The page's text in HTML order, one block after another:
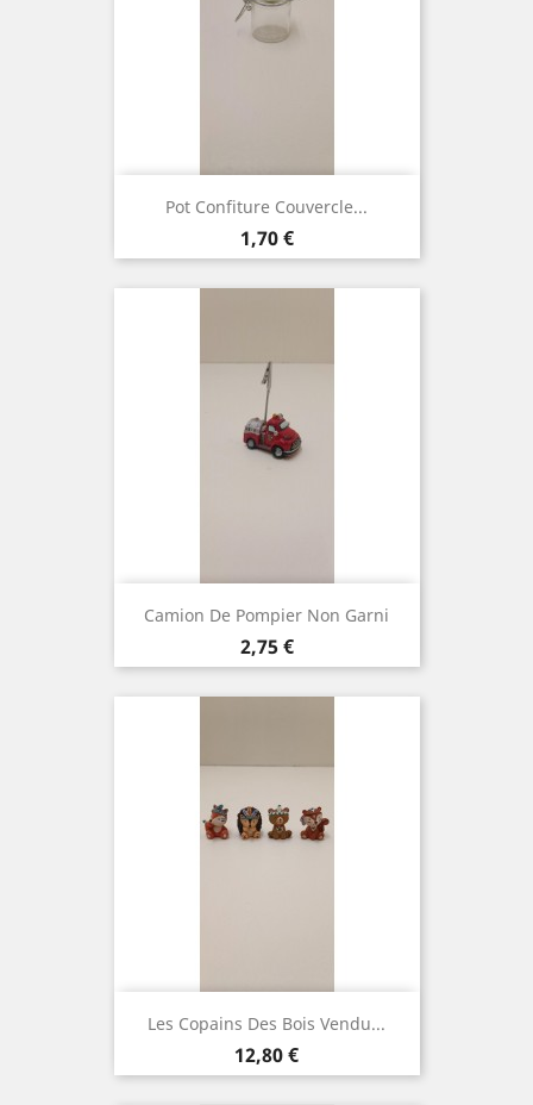
Pot Confiture Couvercle...
Prix
1,70 €
Camion De Pompier Non Garni
Prix
2,75 €
Les Copains Des Bois Vendu...
Prix
12,80 €